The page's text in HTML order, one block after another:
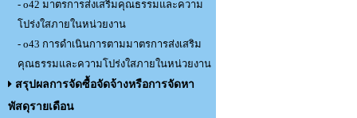
- o42 มาตรการส่งเสริมคุณธรรมและความ
โปร่งใสภายในหน่วยงาน
- o43 การดำเนินการตามมาตรการส่งเสริม
คุณธรรมและความโปร่งใสภายในหน่วยงาน
สรุปผลการจัดซื้อจัดจ้างหรือการจัดหา
พัสดุรายเดือน